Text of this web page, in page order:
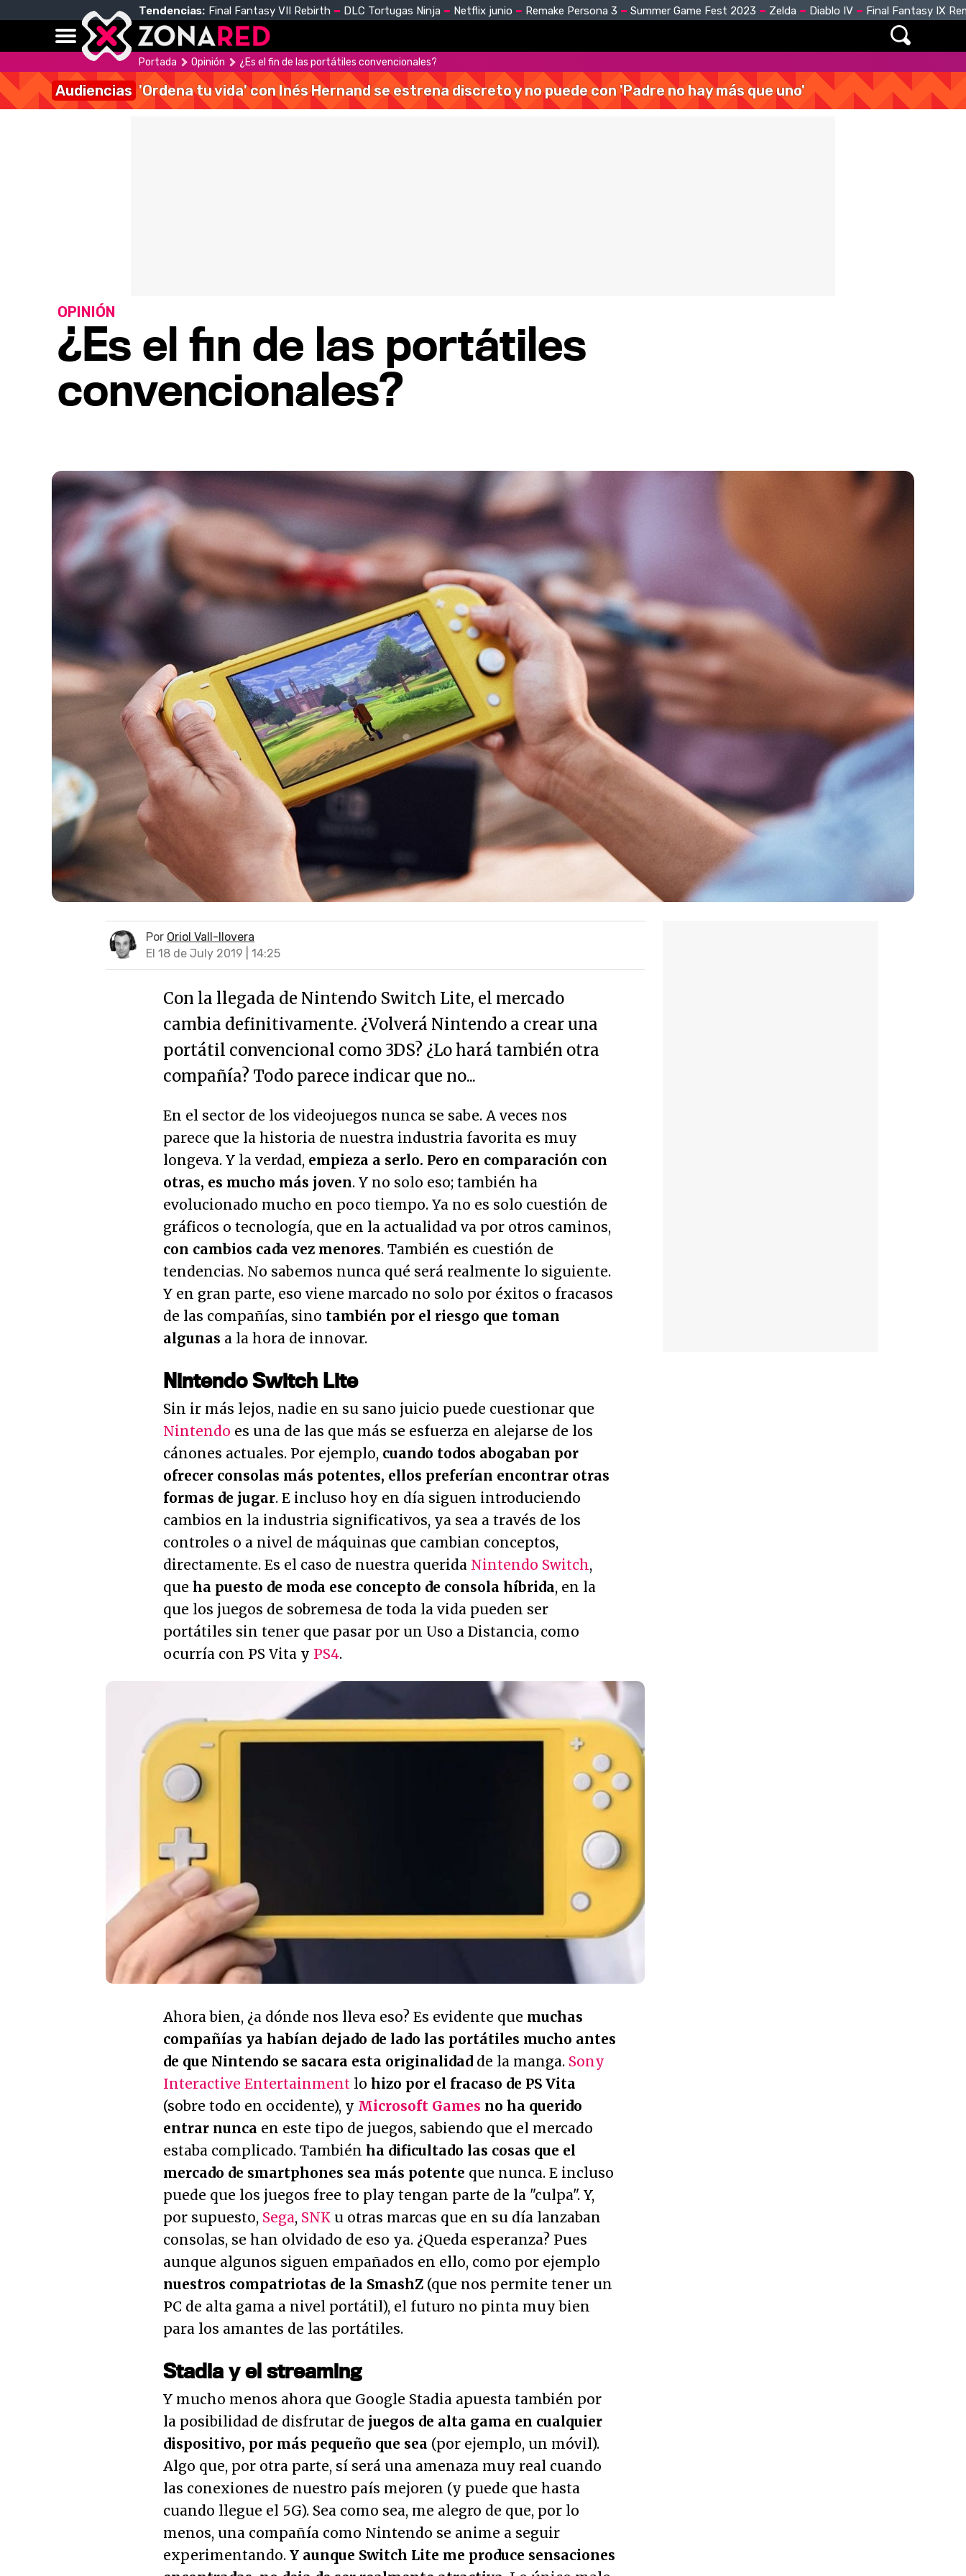
Tendencias: Final Fantasy VII Rebirth DLC Tortugas Ninja Netflix junio Remake Persona 3 Summer Game Fest 2023 Zelda Diablo IV Final Fantasy IX
Portada Opinión ¿Es el fin de las portátiles convencionales?
Audiencias 'Ordena tu vida' con Inés Hernand se estrena discreto y no puede con 'Padre no hay más que uno'
¿Es el fin de las portátiles
convencionales?
OPINIÓN
Por Oriol Vall-llovera
El 18 de July 2019 | 14:25
Con la llegada de Nintendo Switch Lite, el mercado
cambia definitivamente. ¿Volverá Nintendo a crear una
portátil convencional como 3DS? ¿Lo hará también otra
compañía? Todo parece indicar que no...
En el sector de los videojuegos nunca se sabe. A veces nos
parece que la historia de nuestra industria favorita es muy
longeva. Y la verdad, empieza a serlo. Pero en comparación con
otras, es mucho más joven. Y no solo eso; también ha
evolucionado mucho en poco tiempo. Ya no es solo cuestión de
gráficos o tecnología, que en la actualidad va por otros caminos,
con cambios cada vez menores. También es cuestión de
tendencias. No sabemos nunca qué será realmente lo siguiente.
Y en gran parte, eso viene marcado no solo por éxitos o fracasos
de las compañías, sino también por el riesgo que toman
algunas a la hora de innovar.
Nintendo Switch Lite
Sin ir más lejos, nadie en su sano juicio puede cuestionar que
Nintendo es una de las que más se esfuerza en alejarse de los
cánones actuales. Por ejemplo, cuando todos abogaban por
ofrecer consolas más potentes, ellos preferían encontrar otras
formas de jugar. E incluso hoy en día siguen introduciendo
cambios en la industria significativos, ya sea a través de los
controles o a nivel de máquinas que cambian conceptos,
directamente. Es el caso de nuestra querida Nintendo Switch,
que ha puesto de moda ese concepto de consola híbrida, en la
que los juegos de sobremesa de toda la vida pueden ser
portátiles sin tener que pasar por un Uso a Distancia, como
ocurría con PS Vita y PS4.
Ahora bien, ¿a dónde nos lleva eso? Es evidente que muchas
compañías ya habían dejado de lado las portátiles mucho antes
de que Nintendo se sacara esta originalidad de la manga. Sony
Interactive Entertainment lo hizo por el fracaso de PS Vita
(sobre todo en occidente), y Microsoft Games no ha querido
entrar nunca en este tipo de juegos, sabiendo que el mercado
estaba complicado. También ha dificultado las cosas que el
mercado de smartphones sea más potente que nunca. E incluso
puede que los juegos free to play tengan parte de la "culpa". Y,
por supuesto, Sega, SNK u otras marcas que en su día lanzaban
consolas, se han olvidado de eso ya. ¿Queda esperanza? Pues
aunque algunos siguen empañados en ello, como por ejemplo
nuestros compatriotas de la SmashZ (que nos permite tener un
PC de alta gama a nivel portátil), el futuro no pinta muy bien
para los amantes de las portátiles.
Stadia y el streaming
Y mucho menos ahora que Google Stadia apuesta también por
la posibilidad de disfrutar de juegos de alta gama en cualquier
dispositivo, por más pequeño que sea (por ejemplo, un móvil).
Algo que, por otra parte, sí será una amenaza muy real cuando
las conexiones de nuestro país mejoren (y puede que hasta
cuando llegue el 5G). Sea como sea, me alegro de que, por lo
menos, una compañía como Nintendo se anime a seguir
experimentando. Y aunque Switch Lite me produce sensaciones